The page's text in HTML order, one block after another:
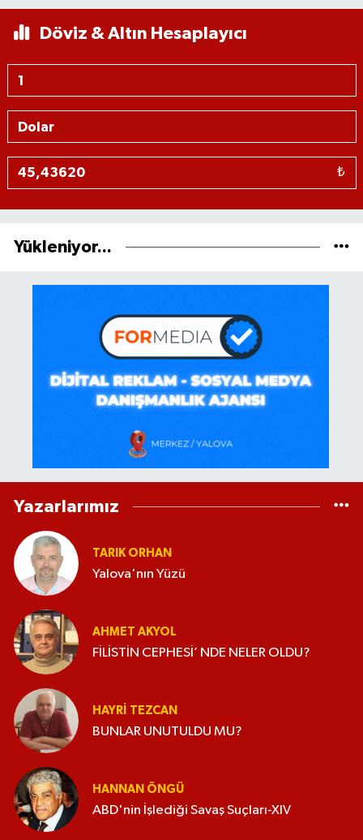
Döviz & Altın Hesaplayıcı
₺
Yükleniyor...
Yazarlarımız
TARIK ORHAN
Yalova'nın Yüzü
AHMET AKYOL
FİLİSTİN CEPHESİ’ NDE NELER OLDU?
HAYRI TEZCAN
BUNLAR UNUTULDU MU?
HANNAN ÖNGÜ
ABD'nin İşlediği Savaş Suçları-XIV